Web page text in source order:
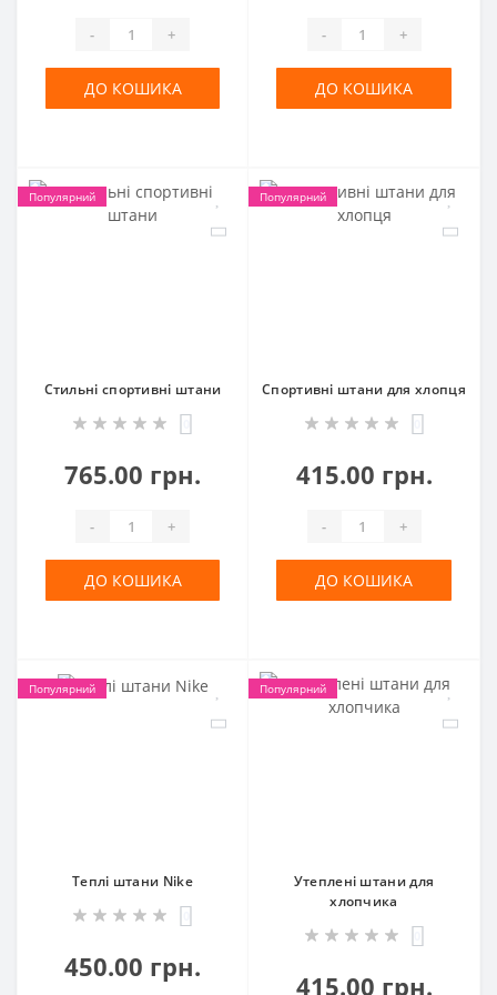
- +
ДО КОШИКА
- +
ДО КОШИКА
Популярний
Стильні спортивні штани
765.00 грн.
- +
ДО КОШИКА
Популярний
Спортивні штани для хлопця
415.00 грн.
- +
ДО КОШИКА
Популярний
Теплі штани Nike
450.00 грн.
Популярний
Утеплені штани для
хлопчика
415.00 грн.